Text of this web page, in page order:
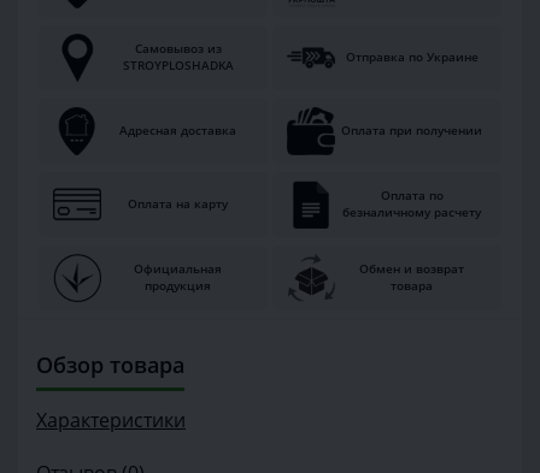
Самовывоз из
STROYPLOSHADKA
Отправка по Украине
Адресная доставка Оплата при получении
Оплата на карту
Оплата по
безналичному расчету
Официальная
продукция
Обмен и возврат
товара
Обзор товара
Характеристики